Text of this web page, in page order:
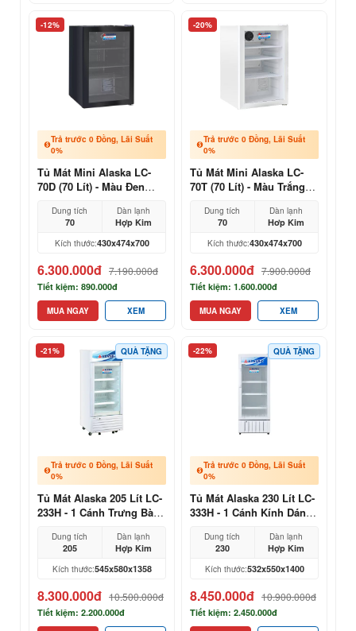
-12%
Trả trước 0 Đồng, Lãi Suất
0%
Tủ Mát Mini Alaska LC-
70D (70 Lít) - Màu Đen
Dung tích
70
Dàn lạnh
Hợp Kim
Kích thước:430x474x700
6.300.000đ 7.190.000đ
Tiết kiệm: 890.000đ
MUA NGAY XEM
-20%
Trả trước 0 Đồng, Lãi Suất
0%
Tủ Mát Mini Alaska LC-
70T (70 Lít) - Màu Trắng
Dung tích
70
Dàn lạnh
Hơp Kim
Kích thước:430x474x700
6.300.000đ 7.900.000đ
Tiết kiệm: 1.600.000đ
MUA NGAY XEM
-21% QUÀ TẶNG
Trả trước 0 Đồng, Lãi Suất
0%
Tủ Mát Alaska 205 Lít LC-
233H - 1 Cánh Trưng Bày
Dung tích
205
Dàn lạnh
Hợp Kim
Kích thước:545x580x1358
8.300.000đ 10.500.000đ
Tiết kiệm: 2.200.000đ
-22% QUÀ TẶNG
Trả trước 0 Đồng, Lãi Suất
0%
Tủ Mát Alaska 230 Lít LC-
333H - 1 Cánh Kính Dáng
Dung tích
230
Dàn lạnh
Hợp Kim
Kích thước:532x550x1400
8.450.000đ 10.900.000đ
Tiết kiệm: 2.450.000đ